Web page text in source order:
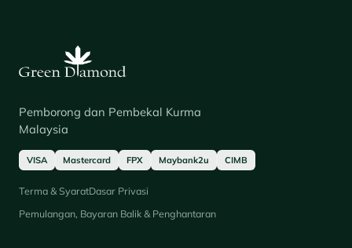
Pemborong dan Pembekal Kurma
Malaysia
VISA Mastercard FPX Maybank2u CIMB
Terma & SyaratDasar Privasi
Pemulangan, Bayaran Balik & Penghantaran